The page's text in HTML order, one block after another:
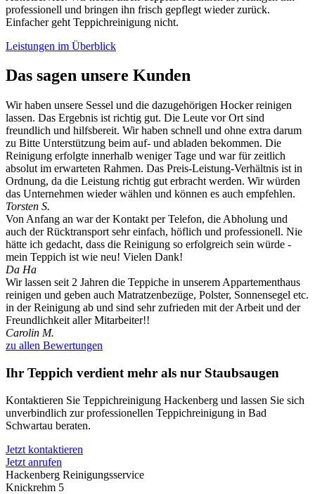
professionell und bringen ihn frisch gepflegt wieder zurück.
Einfacher geht Teppichreinigung nicht.
Leistungen im Überblick
Das sagen unsere Kunden
Wir haben unsere Sessel und die dazugehörigen Hocker reinigen
lassen. Das Ergebnis ist richtig gut. Die Leute vor Ort sind
freundlich und hilfsbereit. Wir haben schnell und ohne extra darum
zu Bitte Unterstützung beim auf- und abladen bekommen. Die
Reinigung erfolgte innerhalb weniger Tage und war für zeitlich
absolut im erwarteten Rahmen. Das Preis-Leistung-Verhältnis ist in
Ordnung, da die Leistung richtig gut erbracht werden. Wir würden
das Unternehmen wieder wählen und können es auch empfehlen.
Torsten S.
Von Anfang an war der Kontakt per Telefon, die Abholung und
auch der Rücktransport sehr einfach, höflich und professionell. Nie
hätte ich gedacht, dass die Reinigung so erfolgreich sein würde -
mein Teppich ist wie neu! Vielen Dank!
Da Ha
Wir lassen seit 2 Jahren die Teppiche in unserem Appartementhaus
reinigen und geben auch Matratzenbezüge, Polster, Sonnensegel etc.
in der Reinigung ab und sind sehr zufrieden mit der Arbeit und der
Freundlichkeit aller Mitarbeiter!!
Carolin M.
zu allen Bewertungen
Ihr Teppich verdient mehr als nur Staubsaugen
Kontaktieren Sie Teppichreinigung Hackenberg und lassen Sie sich
unverbindlich zur professionellen Teppichreinigung in Bad
Schwartau beraten.
Jetzt kontaktieren
Jetzt anrufen
Hackenberg Reinigungsservice
Knickrehm 5